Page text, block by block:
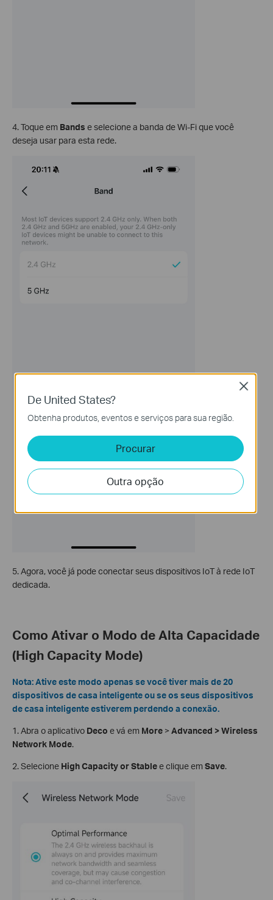
4. Toque em Bands e selecione a banda de Wi-Fi que você
deseja usar para esta rede.
5. Agora, você já pode conectar seus dispositivos IoT à rede IoT
dedicada.
Como Ativar o Modo de Alta Capacidade
(High Capacity Mode)
Nota: Ative este modo apenas se você tiver mais de 20
dispositivos de casa inteligente ou se os seus dispositivos
de casa inteligente estiverem perdendo a conexão.
1. Abra o aplicativo Deco e vá em More > Advanced > Wireless
Network Mode.
2. Selecione High Capacity or Stablee clique em Save.
De United States?
Obtenha produtos, eventos e serviços para sua região.
Procurar
Outra opção
Close